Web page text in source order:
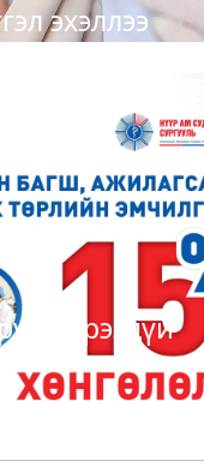
эхэллээ
ирээдүй